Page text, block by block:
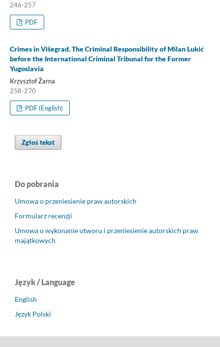
246-257
PDF
Crimes in Višegrad. The Criminal Responsibility of Milan Lukić
before the International Criminal Tribunal for the Former
Yugoslavia
Krzysztof Żarna
258-270
PDF (English)
Zgłoś tekst
Do pobrania
Umowa o przeniesienie praw autorskich
Formularz recenzji
Umowa o wykonanie utworu i przeniesienie autorskich praw
majątkowych
Język / Language
English
Język Polski